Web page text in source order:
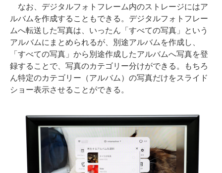
なお、デジタルフォトフレーム内のストレージにはア
ルバムを作成することもできる。デジタルフォトフレー
ムへ転送した写真は、いったん「すべての写真」という
アルバムにまとめられるが、別途アルバムを作成し、
「すべての写真」から別途作成したアルバムへ写真を登
録することで、写真のカテゴリー分けができる。もちろ
ん特定のカテゴリー（アルバム）の写真だけをスライド
ショー表示させることができる。